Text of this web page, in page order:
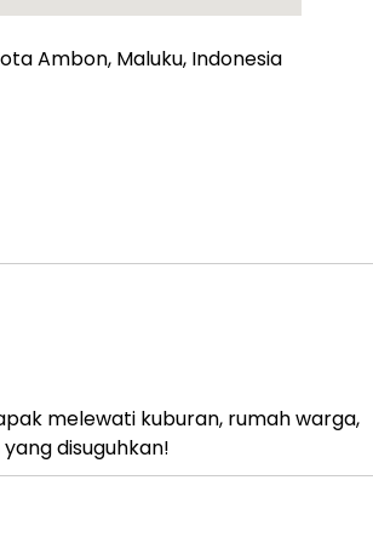
Ambon, Maluku, Indonesia
melewati kuburan, rumah warga,
disuguhkan!